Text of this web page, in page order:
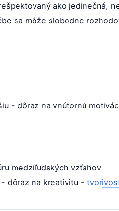
ako jedinečná,
sa môže slobodne
- dôraz na vnútornú
medziľudských vzťahov
dôraz na kreativitu -